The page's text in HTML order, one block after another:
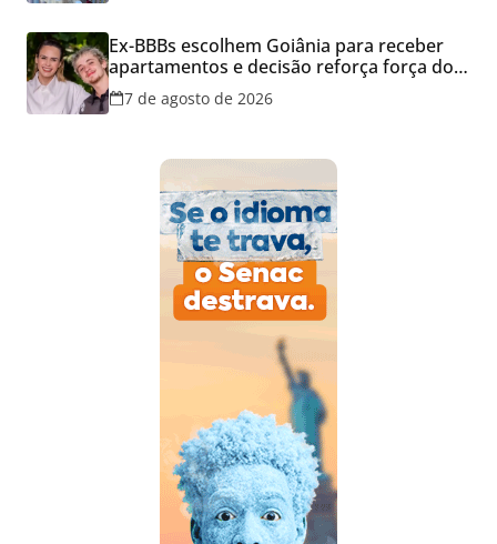
Ex-BBBs escolhem Goiânia para receber
apartamentos e decisão reforça força do
mercado imobiliário da capital
7 de agosto de 2026